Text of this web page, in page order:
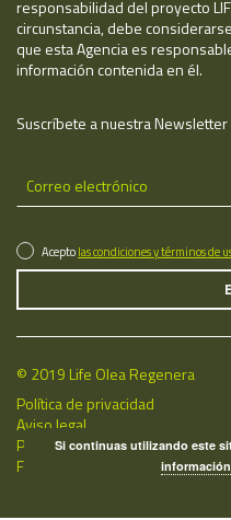
responsabilidad del proyecto
circunstancia, debe
que esta Agencia es
información contenida en él.
Suscríbete a nuestra Newsletter
Aceptolas condiciones y términos de
© 2019 Life Olea Regenera
Política de privacidad
Aviso legal
Política de cookies
Fecha de última actualización:
Si continuas utilizando este
información